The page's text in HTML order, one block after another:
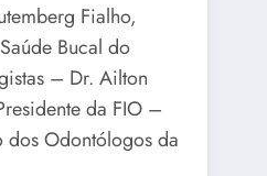
Fialho,
Bucal do
– Dr. Ailton
da FIO –
dos Odontólogos da